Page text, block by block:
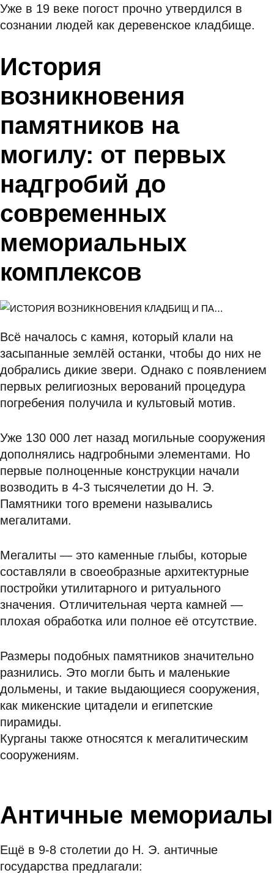
Уже в 19 веке погост прочно утвердился в
сознании людей как деревенское кладбище.
История
возникновения
памятников на
могилу: от первых
надгробий до
современных
мемориальных
комплексов
Всё началось с камня, который клали на
засыпанные землёй останки, чтобы до них не
добрались дикие звери. Однако с появлением
первых религиозных верований процедура
погребения получила и культовый мотив.
Уже 130 000 лет назад могильные сооружения
дополнялись надгробными элементами. Но
первые полноценные конструкции начали
возводить в 4-3 тысячелетии до Н. Э.
Памятники того времени назывались
мегалитами.
Мегалиты — это каменные глыбы, которые
составляли в своеобразные архитектурные
постройки утилитарного и ритуального
значения. Отличительная черта камней —
плохая обработка или полное её отсутствие.
Размеры подобных памятников значительно
разнились. Это могли быть и маленькие
дольмены, и такие выдающиеся сооружения,
как микенские цитадели и египетские
пирамиды.
Курганы также относятся к мегалитическим
сооружениям.
Античные мемориалы
Ещё в 9-8 столетии до Н. Э. античные
государства предлагали: